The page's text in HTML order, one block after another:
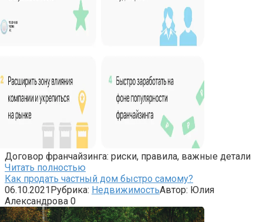
Договор франчайзинга: риски, правила, важные детали
Читать полностью
Как продать частный дом быстро самому?
06.10.2021Рубрика: НедвижимостьАвтор: Юлия
Александрова 0